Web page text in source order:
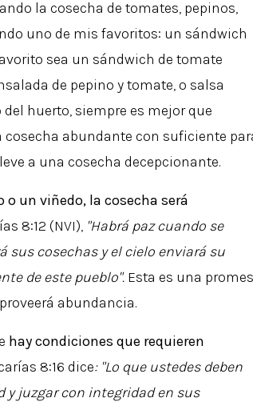
la cosecha de tomates, pepinos,
uno de mis favoritos: un sándwich
sea un sándwich de tomate
de pepino y tomate, o salsa
huerto, siempre es mejor que
cosecha abundante con suficiente
a una cosecha decepcionante.
un viñedo, la cosecha será
8:12 (NVI), "Habrá paz cuando se
sus cosechas y el cielo enviará su
de este pueblo". Esta es una
abundancia.
hay condiciones que requieren
8:16 dice: "Lo que ustedes deben
y juzgar con integridad en sus